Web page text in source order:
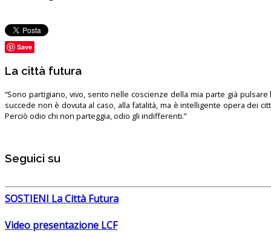
Save
La città futura
“Sono partigiano, vivo, sento nelle coscienze della mia parte già pulsare
succede non è dovuta al caso, alla fatalità, ma è intelligente opera dei
Perciò odio chi non parteggia, odio gli indifferenti.”
Seguici su
SOSTIENI La Città Futura
Video presentazione LCF